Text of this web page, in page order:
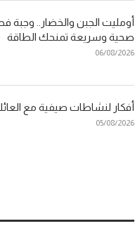
أومليت الجبن والخضار.. وجبة
صحية وسريعة تمنحك الطاقة
06/08/2026
أفكار لنشاطات صيفية مع
05/08/2026